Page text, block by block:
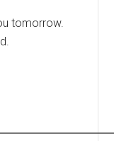
tomorrow.